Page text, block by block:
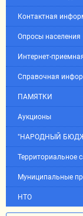
Контактная
Опросы населения
Интернет-
Справочная
ПАМЯТКИ
Аукционы
"НАРОДНЫЙ
Территориальное
Муниципальные
НТО